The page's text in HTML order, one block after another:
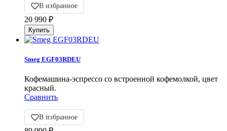
В избранное
20 990 ₽
Smeg EGF03RDEU
Кофемашина-эспрессо со встроенной кофемолкой, цвет
красный.
Сравнить
В избранное